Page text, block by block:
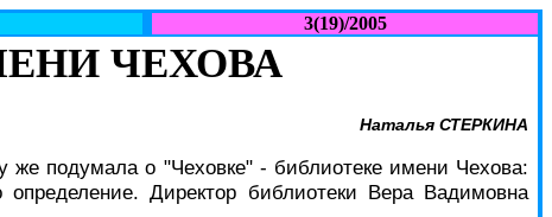
3(19)/2005
ЧЕХОВА
Наталья СТЕРКИНА
же подумала о "Чеховке" - библиотеке имени Чехова:
Директор библиотеки Вера Вадимовна